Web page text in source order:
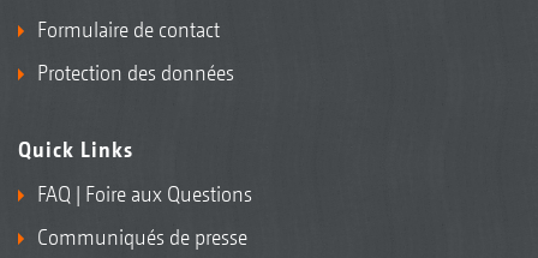
Formulaire de contact
Protection des données
Quick Links
FAQ | Foire aux Questions
Communiqués de presse